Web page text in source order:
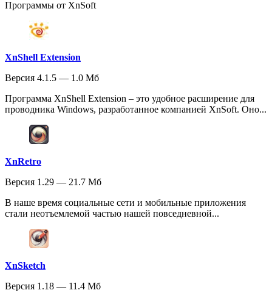
Программы от XnSoft
XnShell Extension
Версия 4.1.5 — 1.0 Мб
Программа XnShell Extension – это удобное расширение для
проводника Windows, разработанное компанией XnSoft. Оно...
XnRetro
Версия 1.29 — 21.7 Мб
В наше время социальные сети и мобильные приложения
стали неотъемлемой частью нашей повседневной...
XnSketch
Версия 1.18 — 11.4 Мб